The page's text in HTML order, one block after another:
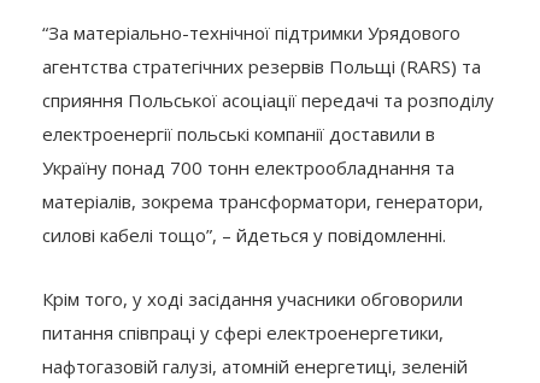
“За матеріально-технічної підтримки Урядового
агентства стратегічних резервів Польщі (RARS) та
сприяння Польської асоціації передачі та розподілу
електроенергії польські компанії доставили в
Україну понад 700 тонн електрообладнання та
матеріалів, зокрема трансформатори, генератори,
силові кабелі тощо”, – йдеться у повідомленні.
Крім того, у ході засідання учасники обговорили
питання співпраці у сфері електроенергетики,
нафтогазовій галузі, атомній енергетиці, зеленій